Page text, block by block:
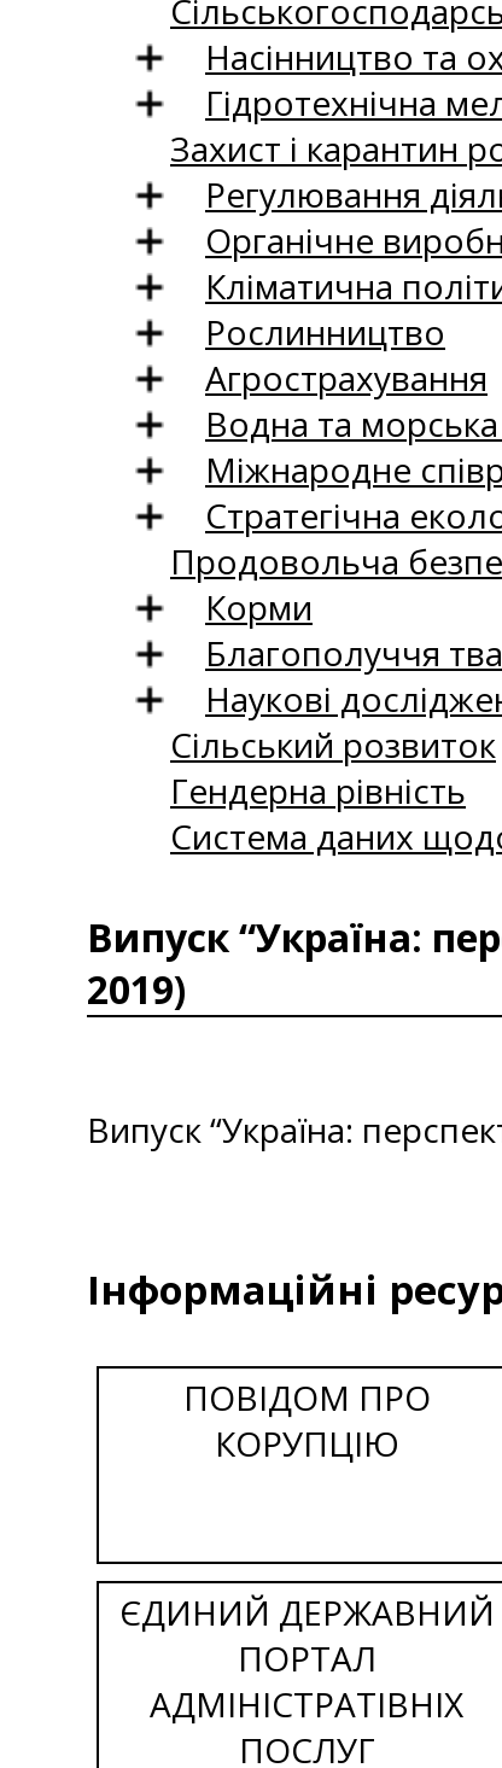
Насінництво та
Гідротехнічна
Захист і карантин
Регулювання
Органічне
Кліматична
Рослинництво
Агрострахування
Водна та морська
Міжнародне
Стратегічна
Продовольча
Корми
Благополуччя
Наукові
Сільський розвиток
Гендерна рівність
Система даних
Випуск “Україна:
2019)
Випуск “Україна:
Інформаційні
ПОВІДОМ ПРО
КОРУПЦІЮ
ЄДИНИЙ ДЕРЖАВНИЙ
ПОРТАЛ
АДМІНІСТРАТІВНІХ
ПОСЛУГ